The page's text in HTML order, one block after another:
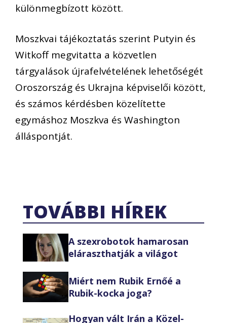
különmegbízott között.
Moszkvai tájékoztatás szerint Putyin és
Witkoff megvitatta a közvetlen
tárgyalások újrafelvételének lehetőségét
Oroszország és Ukrajna képviselői között,
és számos kérdésben közelítette
egymáshoz Moszkva és Washington
álláspontját.
TOVÁBBI HÍREK
A szexrobotok hamarosan
eláraszthatják a világot
Miért nem Rubik Ernőé a
Rubik-kocka joga?
Hogyan vált Irán a Közel-